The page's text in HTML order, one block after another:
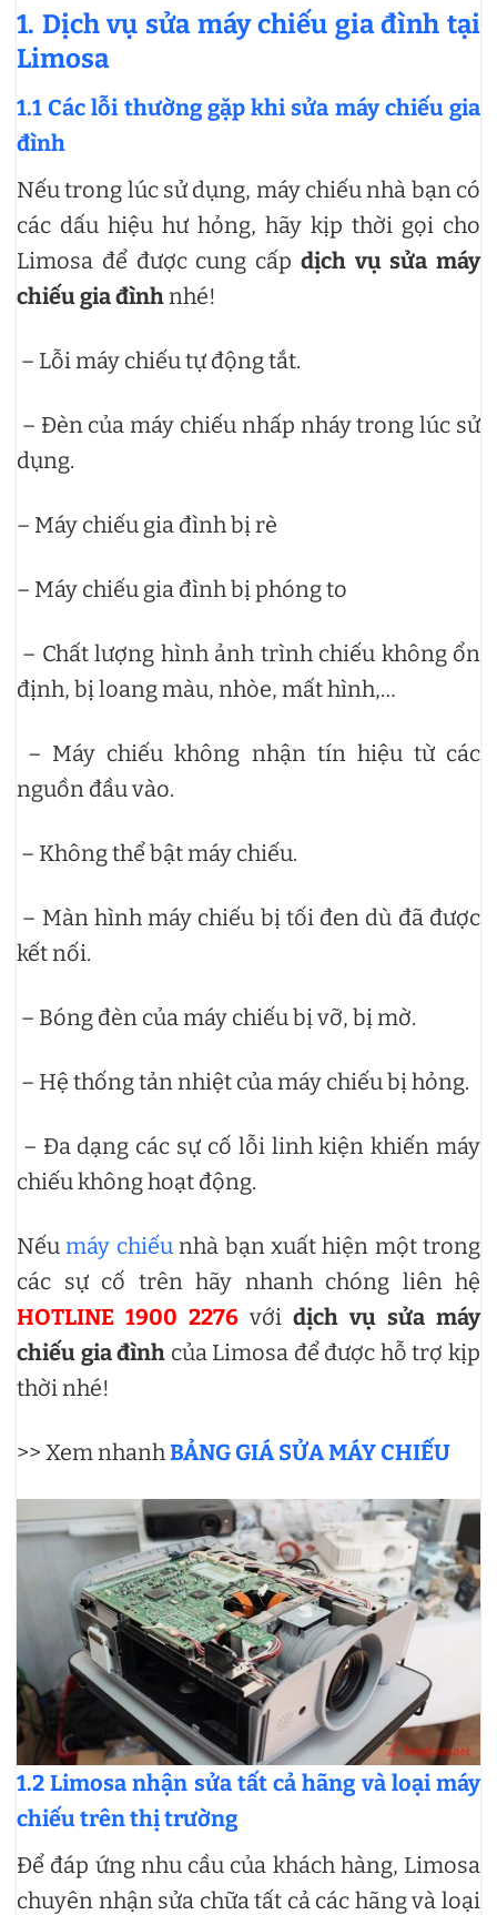
1. Dịch vụ sửa máy chiếu gia đình tại
Limosa
1.1 Các lỗi thường gặp khi sửa máy chiếu gia
đình
Nếu trong lúc sử dụng, máy chiếu nhà bạn có
các dấu hiệu hư hỏng, hãy kịp thời gọi cho
Limosa để được cung cấp dịch vụ sửa máy
chiếu gia đìnhnhé!
– Lỗi máy chiếu tự động tắt.
– Đèn của máy chiếu nhấp nháy trong lúc sử
dụng.
– Máy chiếu gia đình bị rè
– Máy chiếu gia đình bị phóng to
– Chất lượng hình ảnh trình chiếu không ổn
định, bị loang màu, nhòe, mất hình,…
– Máy chiếu không nhận tín hiệu từ các
nguồn đầu vào.
– Không thể bật máy chiếu.
– Màn hình máy chiếu bị tối đen dù đã được
kết nối.
– Bóng đèn của máy chiếu bị vỡ, bị mờ.
– Hệ thống tản nhiệt của máy chiếu bị hỏng.
– Đa dạng các sự cố lỗi linh kiện khiến máy
chiếu không hoạt động.
Nếumáy chiếunhà bạn xuất hiện một trong
các sự cố trên hãy nhanh chóng liên hệ
HOTLINE 1900 2276 với dịch vụ sửa máy
chiếu gia đình của Limosa để được hỗ trợ kịp
thời nhé!
>> Xem nhanhBẢNG GIÁ SỬA MÁY CHIẾU
1.2 Limosa nhận sửa tất cả hãng và loại máy
chiếu trên thị trường
Để đáp ứng nhu cầu của khách hàng, Limosa
chuyên nhận sửa chữa tất cả các hãng và loại